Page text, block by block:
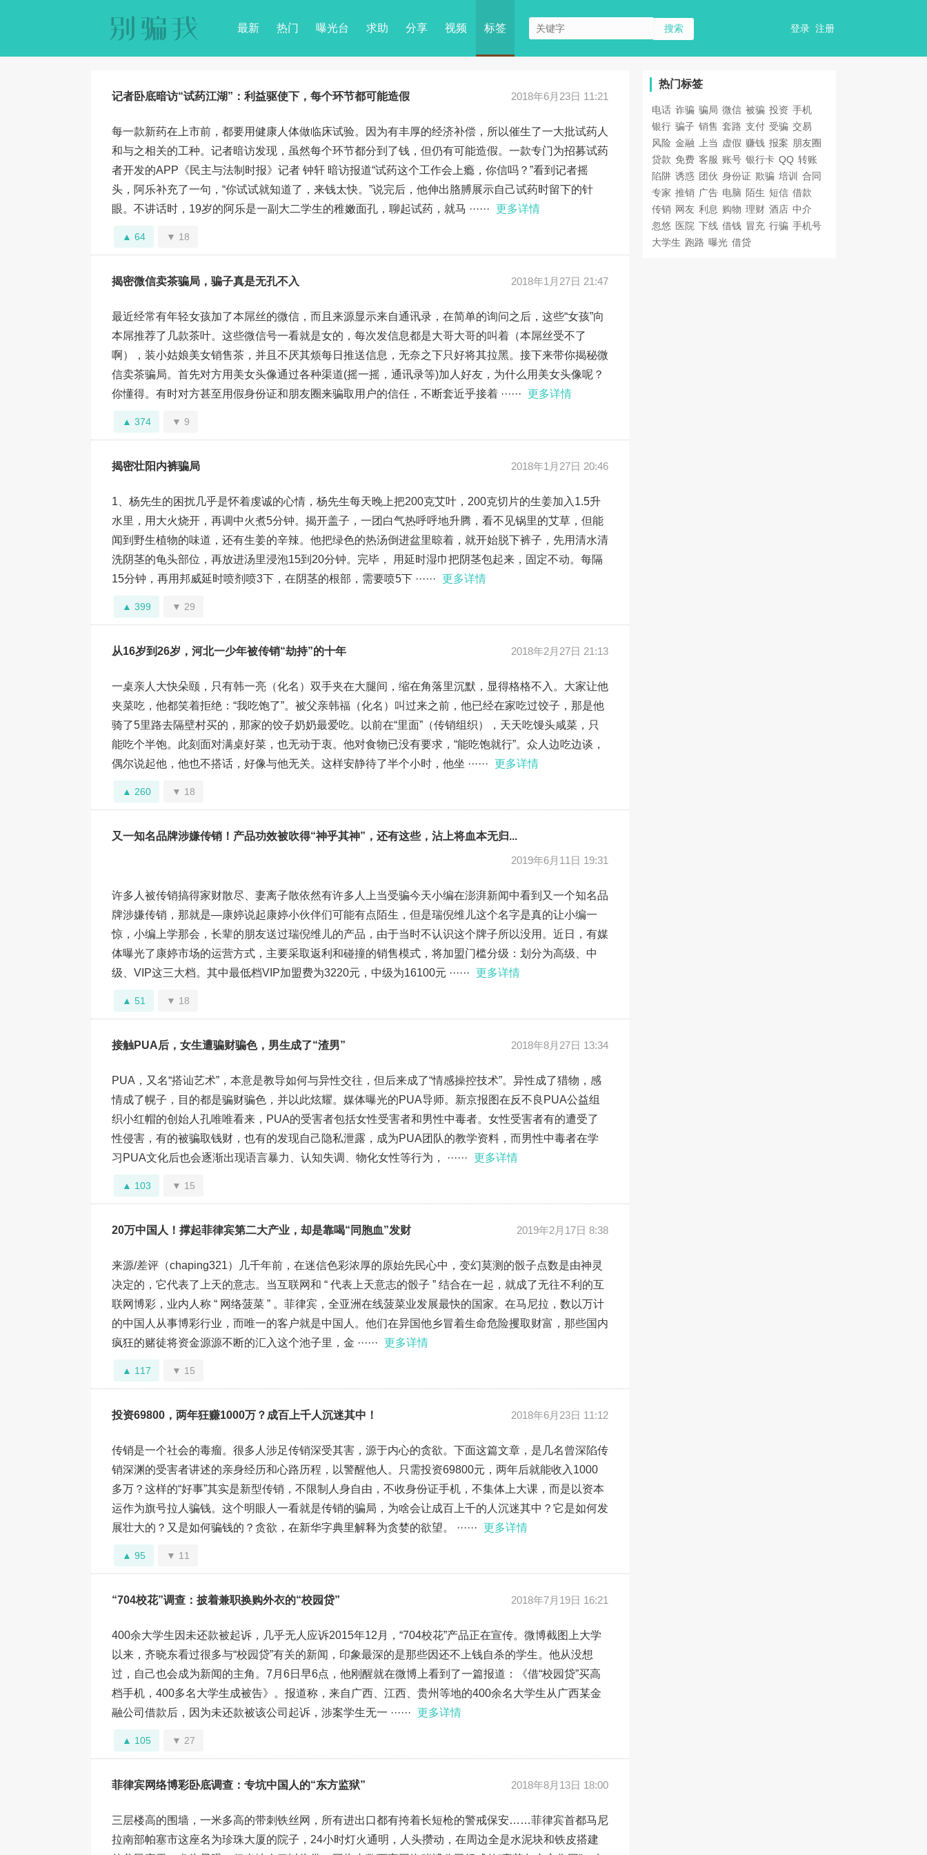
最新 热门 曝光台 求助 分享 视频 标签 登录 注册
记者卧底暗访“试药江湖”：利益驱使下，每个环节都可能造假 2018年6月23日 11:21
每一款新药在上市前，都要用健康人体做临床试验。因为有丰厚的经济补偿，所以催生了一大批试药人
和与之相关的工种。记者暗访发现，虽然每个环节都分到了钱，但仍有可能造假。一款专门为招募试药
者开发的APP《民主与法制时报》记者 钟轩 暗访报道“试药这个工作会上瘾，你信吗？”看到记者摇
头，阿乐补充了一句，“你试试就知道了，来钱太快。”说完后，他伸出胳膊展示自己试药时留下的针
眼。不讲话时，19岁的阿乐是一副大二学生的稚嫩面孔，聊起试药，就马 ······ 更多详情
64 18
揭密微信卖茶骗局，骗子真是无孔不入 2018年1月27日 21:47
最近经常有年轻女孩加了本屌丝的微信，而且来源显示来自通讯录，在简单的询问之后，这些“女孩”向
本屌推荐了几款茶叶。这些微信号一看就是女的，每次发信息都是大哥大哥的叫着（本屌丝受不了
啊），装小姑娘美女销售茶，并且不厌其烦每日推送信息，无奈之下只好将其拉黑。接下来带你揭秘微
信卖茶骗局。首先对方用美女头像通过各种渠道(摇一摇，通讯录等)加人好友，为什么用美女头像呢？
你懂得。有时对方甚至用假身份证和朋友圈来骗取用户的信任，不断套近乎接着 ······ 更多详情
374 9
揭密壮阳内裤骗局 2018年1月27日 20:46
1、杨先生的困扰几乎是怀着虔诚的心情，杨先生每天晚上把200克艾叶，200克切片的生姜加入1.5升
水里，用大火烧开，再调中火煮5分钟。揭开盖子，一团白气热呼呼地升腾，看不见锅里的艾草，但能
闻到野生植物的味道，还有生姜的辛辣。他把绿色的热汤倒进盆里晾着，就开始脱下裤子，先用清水清
洗阴茎的龟头部位，再放进汤里浸泡15到20分钟。完毕， 用延时湿巾把阴茎包起来，固定不动。每隔
15分钟，再用邦威延时喷剂喷3下，在阴茎的根部，需要喷5下 ······ 更多详情
399 29
从16岁到26岁，河北一少年被传销“劫持”的十年 2018年2月27日 21:13
一桌亲人大快朵颐，只有韩一亮（化名）双手夹在大腿间，缩在角落里沉默，显得格格不入。大家让他
夹菜吃，他都笑着拒绝：“我吃饱了”。被父亲韩福（化名）叫过来之前，他已经在家吃过饺子，那是他
骑了5里路去隔壁村买的，那家的饺子奶奶最爱吃。以前在“里面”（传销组织），天天吃馒头咸菜，只
能吃个半饱。此刻面对满桌好菜，也无动于衷。他对食物已没有要求，“能吃饱就行”。众人边吃边谈，
偶尔说起他，他也不搭话，好像与他无关。这样安静待了半个小时，他坐 ······ 更多详情
260 18
又一知名品牌涉嫌传销！产品功效被吹得“神乎其神”，还有这些，沾上将血本无归...
2019年6月11日 19:31
许多人被传销搞得家财散尽、妻离子散依然有许多人上当受骗今天小编在澎湃新闻中看到又一个知名品
牌涉嫌传销，那就是—康婷说起康婷小伙伴们可能有点陌生，但是瑞倪维儿这个名字是真的让小编一
惊，小编上学那会，长辈的朋友送过瑞倪维儿的产品，由于当时不认识这个牌子所以没用。近日，有媒
体曝光了康婷市场的运营方式，主要采取返利和碰撞的销售模式，将加盟门槛分级：划分为高级、中
级、VIP这三大档。其中最低档VIP加盟费为3220元，中级为16100元 ······ 更多详情
51 18
接触PUA后，女生遭骗财骗色，男生成了“渣男” 2018年8月27日 13:34
PUA，又名“搭讪艺术”，本意是教导如何与异性交往，但后来成了“情感操控技术”。异性成了猎物，感
情成了幌子，目的都是骗财骗色，并以此炫耀。媒体曝光的PUA导师。新京报图在反不良PUA公益组
织小红帽的创始人孔唯唯看来，PUA的受害者包括女性受害者和男性中毒者。女性受害者有的遭受了
性侵害，有的被骗取钱财，也有的发现自己隐私泄露，成为PUA团队的教学资料，而男性中毒者在学
习PUA文化后也会逐渐出现语言暴力、认知失调、物化女性等行为， ······ 更多详情
103 15
20万中国人！撑起菲律宾第二大产业，却是靠喝“同胞血”发财 2019年2月17日 8:38
来源/差评（chaping321）几千年前，在迷信色彩浓厚的原始先民心中，变幻莫测的骰子点数是由神灵
决定的，它代表了上天的意志。当互联网和 “ 代表上天意志的骰子 ” 结合在一起，就成了无往不利的互
联网博彩，业内人称 “ 网络菠菜 ” 。菲律宾，全亚洲在线菠菜业发展最快的国家。在马尼拉，数以万计
的中国人从事博彩行业，而唯一的客户就是中国人。他们在异国他乡冒着生命危险攫取财富，那些国内
疯狂的赌徒将资金源源不断的汇入这个池子里，金 ······ 更多详情
117 15
投资69800，两年狂赚1000万？成百上千人沉迷其中！ 2018年6月23日 11:12
传销是一个社会的毒瘤。很多人涉足传销深受其害，源于内心的贪欲。下面这篇文章，是几名曾深陷传
销深渊的受害者讲述的亲身经历和心路历程，以警醒他人。只需投资69800元，两年后就能收入1000
多万？这样的“好事”其实是新型传销，不限制人身自由，不收身份证手机，不集体上大课，而是以资本
运作为旗号拉人骗钱。这个明眼人一看就是传销的骗局，为啥会让成百上千的人沉迷其中？它是如何发
展壮大的？又是如何骗钱的？贪欲，在新华字典里解释为贪婪的欲望。 ······ 更多详情
95 11
“704校花”调查：披着兼职换购外衣的“校园贷” 2018年7月19日 16:21
400余大学生因未还款被起诉，几乎无人应诉2015年12月，“704校花”产品正在宣传。微博截图上大学
以来，齐晓东看过很多与“校园贷”有关的新闻，印象最深的是那些因还不上钱自杀的学生。他从没想
过，自己也会成为新闻的主角。7月6日早6点，他刚醒就在微博上看到了一篇报道：《借“校园贷”买高
档手机，400多名大学生成被告》。报道称，来自广西、江西、贵州等地的400余名大学生从广西某金
融公司借款后，因为未还款被该公司起诉，涉案学生无一 ······ 更多详情
105 27
菲律宾网络博彩卧底调查：专坑中国人的“东方监狱” 2018年8月13日 18:00
三层楼高的围墙，一米多高的带刺铁丝网，所有进出口都有挎着长短枪的警戒保安……菲律宾首都马尼
拉南部帕塞市这座名为珍珠大厦的院子，24小时灯火通明，人头攒动，在周边全是水泥块和铁皮搭建
热门标签
电话 诈骗 骗局 微信 被骗 投资 手机
银行 骗子 销售 套路 支付 受骗 交易
风险 金融 上当 虚假 赚钱 报案 朋友圈
贷款 免费 客服 账号 银行卡 QQ 转账
陷阱 诱惑 团伙 身份证 欺骗 培训
合同
专家 推销 广告 电脑 陌生 短信 借款
传销 网友 利息 购物 理财 酒店 中介
忽悠 医院 下线 借钱 冒充 行骗 手机号
大学生 跑路 曝光 借贷